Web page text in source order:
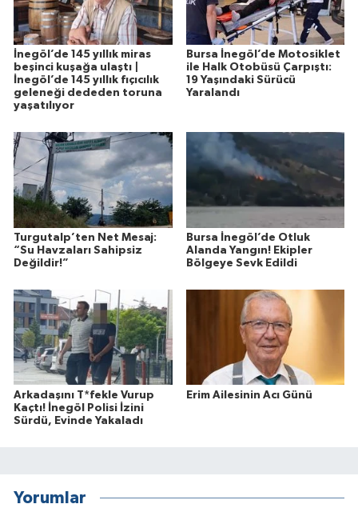
İnegöl’de 145 yıllık miras
beşinci kuşağa ulaştı |
İnegöl’de 145 yıllık fıçıcılık
geleneği dededen toruna
yaşatılıyor
Bursa İnegöl’de Motosiklet
ile Halk Otobüsü Çarpıştı:
19 Yaşındaki Sürücü
Yaralandı
Turgutalp’ten Net Mesaj:
“Su Havzaları Sahipsiz
Değildir!”
Bursa İnegöl’de Otluk
Alanda Yangın! Ekipler
Bölgeye Sevk Edildi
Arkadaşını T*fekle Vurup
Kaçtı! İnegöl Polisi İzini
Sürdü, Evinde Yakaladı
Erim Ailesinin Acı Günü
Yorumlar